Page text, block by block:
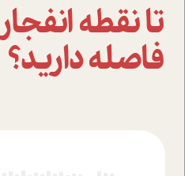
تا نقطه
فاصله دارید؟